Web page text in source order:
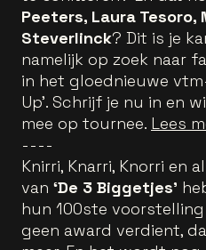
Peeters, Laura
Steverlinck? Dit is je
namelijk op zoek naar
in het gloednieuwe
Up’. Schrijf je nu in en
mee op tournee. Lees
----
Knirri, Knarri, Knorri en
van ‘De 3 Biggetjes’
hun 100ste
geen award verdient,